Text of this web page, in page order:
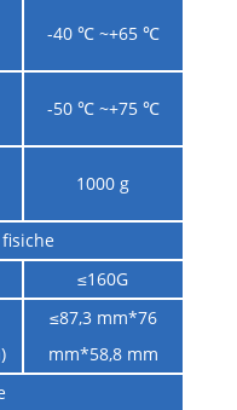
-40 ℃ ~+65 ℃
-50 ℃ ~+75 ℃
1000 g
≤160G
≤87,3 mm*76
mm*58,8 mm